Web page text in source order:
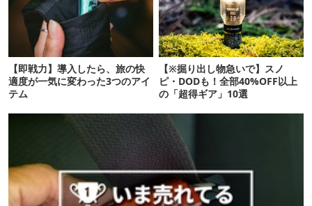
【即戦力】導入したら、旅の快
適度が一気に変わった3つのアイ
テム
【※掘り出し物急いで】スノ
ピ・DODも！全部40%OFF以上
の「超得ギア」10選